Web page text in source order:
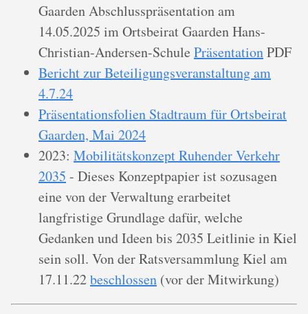
Gaarden Abschlusspräsentation am
14.05.2025 im Ortsbeirat Gaarden Hans-
Christian-Andersen-Schule PräsentationPDF
Bericht zur Beteiligungsveranstaltung am
4.7.24
Präsentationsfolien Stadtraum für Ortsbeirat
Gaarden, Mai 2024
2023: Mobilitätskonzept Ruhender Verkehr
2035 - Dieses Konzeptpapier ist sozusagen
eine von der Verwaltung erarbeitet
langfristige Grundlage dafür, welche
Gedanken und Ideen bis 2035 Leitlinie in Kiel
sein soll. Von der Ratsversammlung Kiel am
17.11.22beschlossen (vor der Mitwirkung)